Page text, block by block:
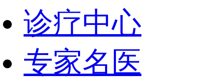
诊疗中心
专家名医